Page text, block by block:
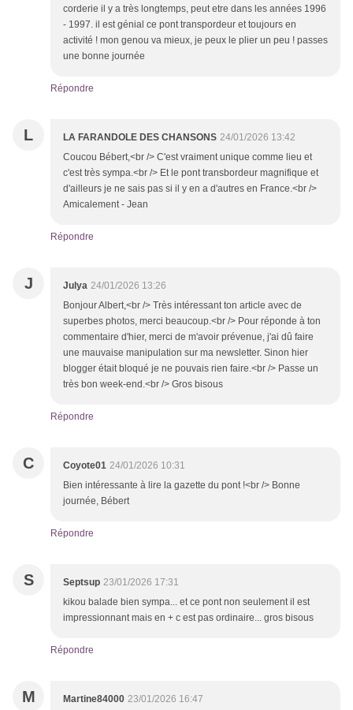
corderie il y a très longtemps, peut etre dans les années 1996
- 1997. il est génial ce pont transpordeur et toujours en
activité ! mon genou va mieux, je peux le plier un peu ! passes
une bonne journée
Répondre
L LA FARANDOLE DES CHANSONS 24/01/2026 13:42
Coucou Bébert,<br /> C'est vraiment unique comme lieu et
c'est très sympa.<br /> Et le pont transbordeur magnifique et
d'ailleurs je ne sais pas si il y en a d'autres en France.<br />
Amicalement - Jean
Répondre
J Julya 24/01/2026 13:26
Bonjour Albert,<br /> Très intéressant ton article avec de
superbes photos, merci beaucoup.<br /> Pour réponde à ton
commentaire d'hier, merci de m'avoir prévenue, j'ai dû faire
une mauvaise manipulation sur ma newsletter. Sinon hier
blogger était bloqué je ne pouvais rien faire.<br /> Passe un
très bon week-end.<br /> Gros bisous
Répondre
C Coyote01 24/01/2026 10:31
Bien intéressante à lire la gazette du pont !<br /> Bonne
journée, Bébert
Répondre
S Septsup 23/01/2026 17:31
kikou balade bien sympa... et ce pont non seulement il est
impressionnant mais en + c est pas ordinaire... gros bisous
Répondre
M Martine84000 23/01/2026 16:47